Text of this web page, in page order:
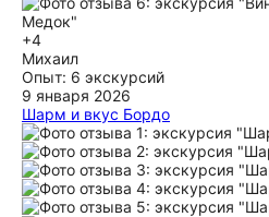
+4
Михаил
Опыт: 6 экскурсий
9 января 2026
Шарм и вкус Бордо
Мы провели два великолепных
Получили море эмоций и
новой стороны, а винная карта
отпечаталась в сердце.
великолепно.